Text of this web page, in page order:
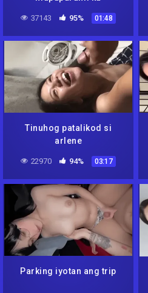
37143 95% 01:48
Tinuhog patalikod si
arlene
22970 94% 03:17
Parking iyotan ang trip